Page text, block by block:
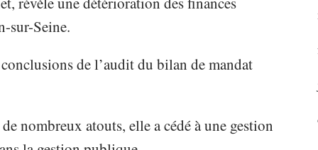
sur-Seine.
de l’audit du bilan de mandat
nombreux atouts, elle a cédé à une gestion